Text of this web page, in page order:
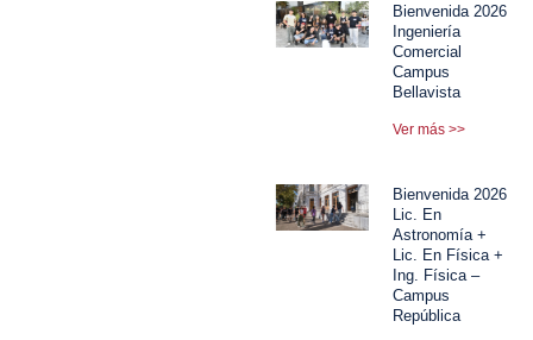
Bienvenida 2026
Ingeniería
Comercial
Campus
Bellavista
Ver más >>
Bienvenida 2026
Lic. En
Astronomía +
Lic. En Física +
Ing. Física –
Campus
República